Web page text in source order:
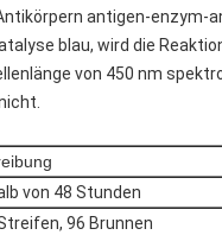
antigen-enzym-
blau, wird die
von 450 nm
von 48 Stunden
96 Brunnen